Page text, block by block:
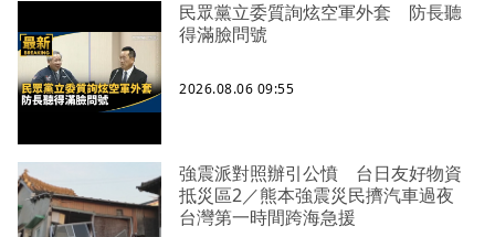
民眾黨立委質詢炫空軍外套 防長聽
得滿臉問號
2026.08.06 09:55
強震派對照辦引公憤 台日友好物資
抵災區2／熊本強震災民擠汽車過夜
台灣第一時間跨海急援